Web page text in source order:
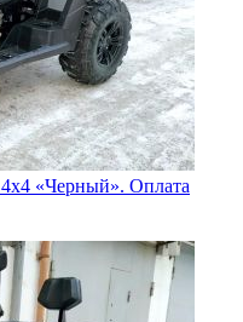
«Черный». Оплата